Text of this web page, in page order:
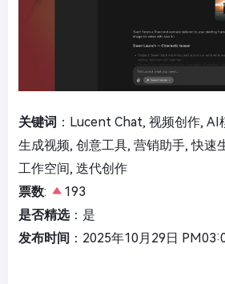
关键词 ：Lucent Chat, 视频创作, AI
生成视频, 创意工具, 营销助手, 快速
工作空间, 迭代创作
票数:
193
是否精选：是
发布时间 ：2025年10月29日